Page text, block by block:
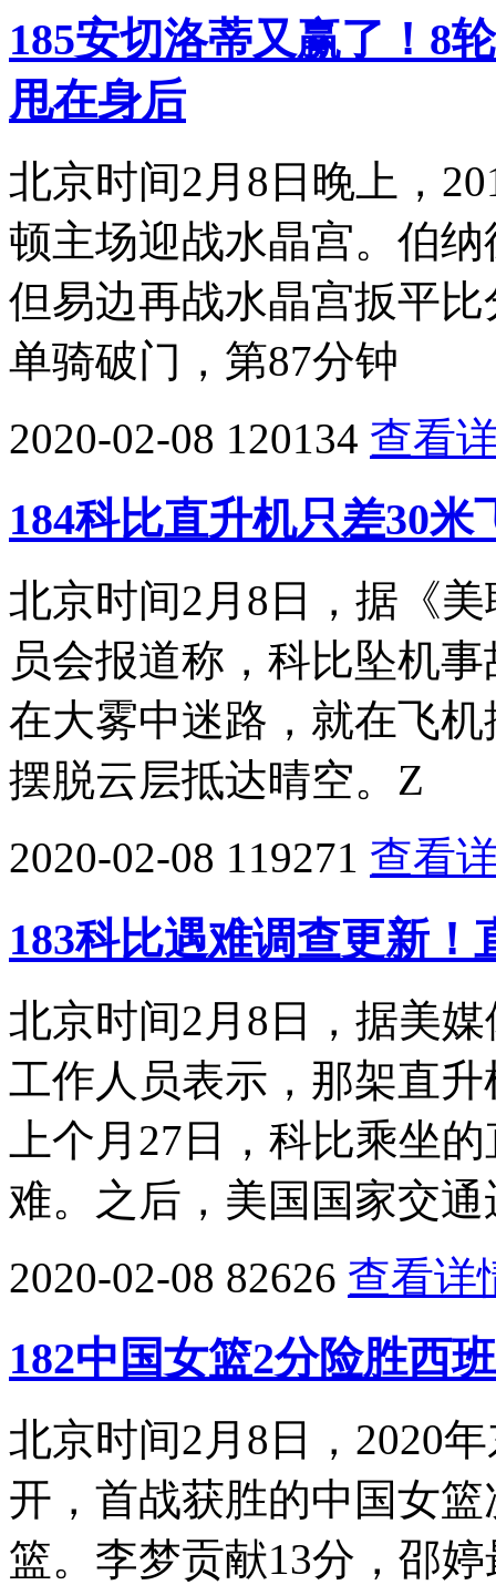
185安切洛蒂又赢了！8
甩在身后
北京时间2月8日晚上，
顿主场迎战水晶宫。伯
但易边再战水晶宫扳平
单骑破门，第87分钟
2020-02-08 120134 查看
184科比直升机只差30
北京时间2月8日，据《
员会报道称，科比坠机
在大雾中迷路，就在飞
摆脱云层抵达晴空。Z
2020-02-08 119271 查看
183科比遇难调查更新
北京时间2月8日，据美
工作人员表示，那架直
上个月27日，科比乘坐
难。之后，美国国家交
2020-02-08 82626 查看详
182中国女篮2分险胜西
北京时间2月8日，2020
开，首战获胜的中国女
篮。李梦贡献13分，邵